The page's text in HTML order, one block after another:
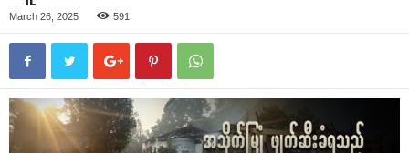
March 26, 2025 591